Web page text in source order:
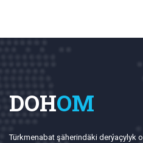
DOHOM
Türkmenabat şäherindäki derýaçylyk